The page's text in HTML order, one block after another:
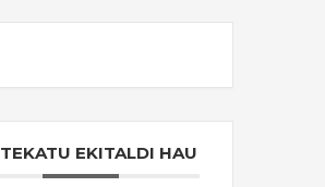
EKITALDI HAU